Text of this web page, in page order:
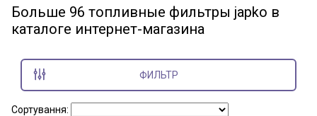
Great Wall
Hummer
Tesla
Показать все марки
Больше 96 топливные фильтры japko в
каталоге интернет-магазина
ФИЛЬТР
Сортування: